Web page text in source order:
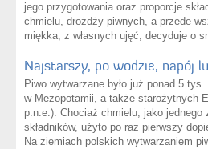
jego przygotowania oraz proporcje
chmielu, drożdży piwnych, a przede
miękka, z własnych ujęć, decyduje o
Najstarszy, po wodzie, napój
Piwo wytwarzane było już ponad 5
w Mezopotamii, a także starożytnych
p.n.e.). Chociaż chmielu, jako jednego
składników, użyto po raz pierwszy
Na ziemiach polskich wytwarzaniem